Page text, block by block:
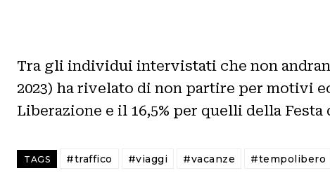
Tra gli individui intervistati che non
2023) ha rivelato di non partire per motivi
Liberazione e il 16,5% per quelli della Festa
TAGS #traffico #viaggi #vacanze #tempolibero